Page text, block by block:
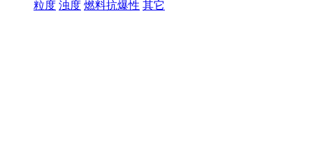
粒度 浊度 燃料抗爆性 其它